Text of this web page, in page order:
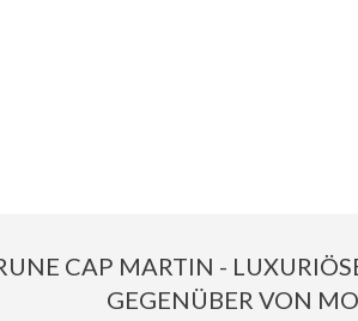
CAP MARTIN -
GEGENÜBER VON